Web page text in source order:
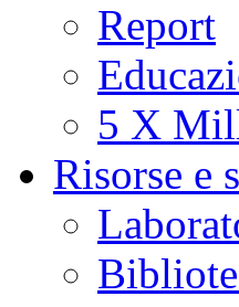
Report
5 X
Risorse e